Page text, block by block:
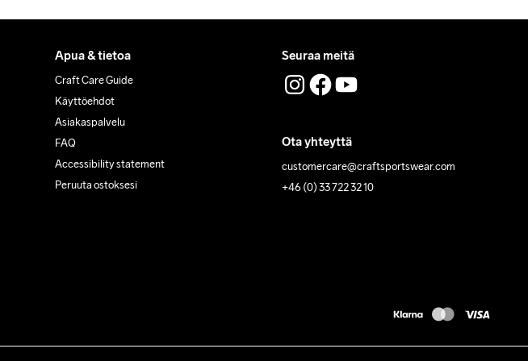
Apua & tietoa
Craft Care Guide
Käyttöehdot
Asiakaspalvelu
FAQ
Accessibility statement
Peruuta ostoksesi
Seuraa meitä
Ota yhteyttä
customercare@craftsportswear.com
+46 (0) 33 722 32 10